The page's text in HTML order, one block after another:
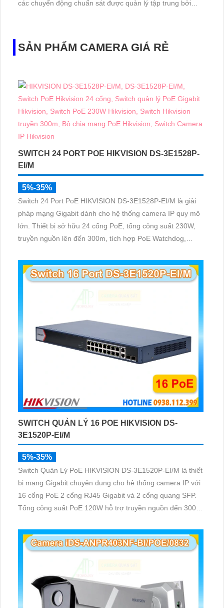
các chuyển động chuẩn sát được quản lý tập trung bởi
SẢN PHẨM CAMERA GIÁ RẺ
SWITCH 24 PORT POE HIKVISION DS-3E1528P-
EI/M
5%-35%
Switch 24 Port PoE HIKVISION DS-3E1528P-EI/M là giải
pháp mạng Gigabit dành cho hệ thống camera IP quy mô
lớn. Thiết bị sở hữu 24 cổng PoE, tổng công suất 230W,
truyền nguồn lên đến 300m, tích hợp PoE Watchdog,
hệ thống vận hành ổn định
SWITCH QUẢN LÝ 16 POE HIKVISION DS-
3E1520P-EI/M
5%-35%
Switch Quản Lý PoE HIKVISION DS-3E1520P-EI/M là thiết
bị mạng Gigabit chuyên dụng cho hệ thống camera IP với
16 cổng PoE 2 cổng RJ45 Gigabit và 2 cổng quang SFP.
Tổng công suất PoE 120W hỗ trợ truyền nguồn đến 300m